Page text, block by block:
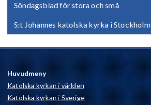
Söndagsblad för stora och små
S:t Johannes katolska kyrka i Stockholm
Huvudmeny
Katolska kyrkan i världen
Katolska kyrkan i Sverige